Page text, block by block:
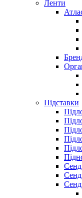
Ленти
Підставки